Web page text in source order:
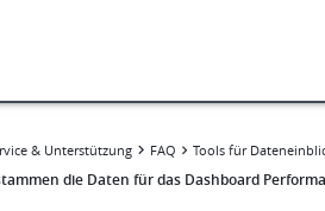
& Unterstützung FAQ Tools für
die Daten für das Dashboard